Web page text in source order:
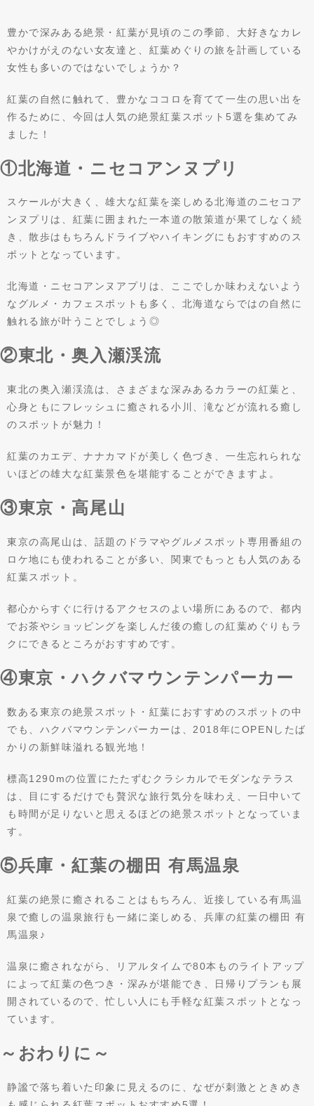
豊かで深みある絶景・紅葉が見頃のこの季節、大好きなカレ
やかけがえのない女友達と、紅葉めぐりの旅を計画している
女性も多いのではないでしょうか？
紅葉の自然に触れて、豊かなココロを育てて一生の思い出を
作るために、今回は人気の絶景紅葉スポット5選を集めてみ
ました！
①北海道・ニセコアンヌプリ
スケールが大きく、雄大な紅葉を楽しめる北海道のニセコア
ンヌプリは、紅葉に囲まれた一本道の散策道が果てしなく続
き、散歩はもちろんドライブやハイキングにもおすすめのス
ポットとなっています。
北海道・ニセコアンヌアプリは、ここでしか味わえないよう
なグルメ・カフェスポットも多く、北海道ならではの自然に
触れる旅が叶うことでしょう◎
②東北・奥入瀬渓流
東北の奥入瀬渓流は、さまざまな深みあるカラーの紅葉と、
心身ともにフレッシュに癒される小川、滝などが流れる癒し
のスポットが魅力！
紅葉のカエデ、ナナカマドが美しく色づき、一生忘れられな
いほどの雄大な紅葉景色を堪能することができますよ。
③東京・高尾山
東京の高尾山は、話題のドラマやグルメスポット専用番組の
ロケ地にも使われることが多い、関東でもっとも人気のある
紅葉スポット。
都心からすぐに行けるアクセスのよい場所にあるので、都内
でお茶やショッピングを楽しんだ後の癒しの紅葉めぐりもラ
クにできるところがおすすめです。
④東京・ハクバマウンテンパーカー
数ある東京の絶景スポット・紅葉におすすめのスポットの中
でも、ハクバマウンテンパーカーは、2018年にOPENしたば
かりの新鮮味溢れる観光地！
標高1290mの位置にたたずむクラシカルでモダンなテラス
は、目にするだけでも贅沢な旅行気分を味わえ、一日中いて
も時間が足りないと思えるほどの絶景スポットとなっていま
す。
⑤兵庫・紅葉の棚田 有馬温泉
紅葉の絶景に癒されることはもちろん、近接している有馬温
泉で癒しの温泉旅行も一緒に楽しめる、兵庫の紅葉の棚田 有
馬温泉♪
温泉に癒されながら、リアルタイムで80本ものライトアップ
によって紅葉の色つき・深みが堪能でき、日帰りプランも展
開されているので、忙しい人にも手軽な紅葉スポットとなっ
ています。
～おわりに～
静謐で落ち着いた印象に見えるのに、なぜが刺激とときめき